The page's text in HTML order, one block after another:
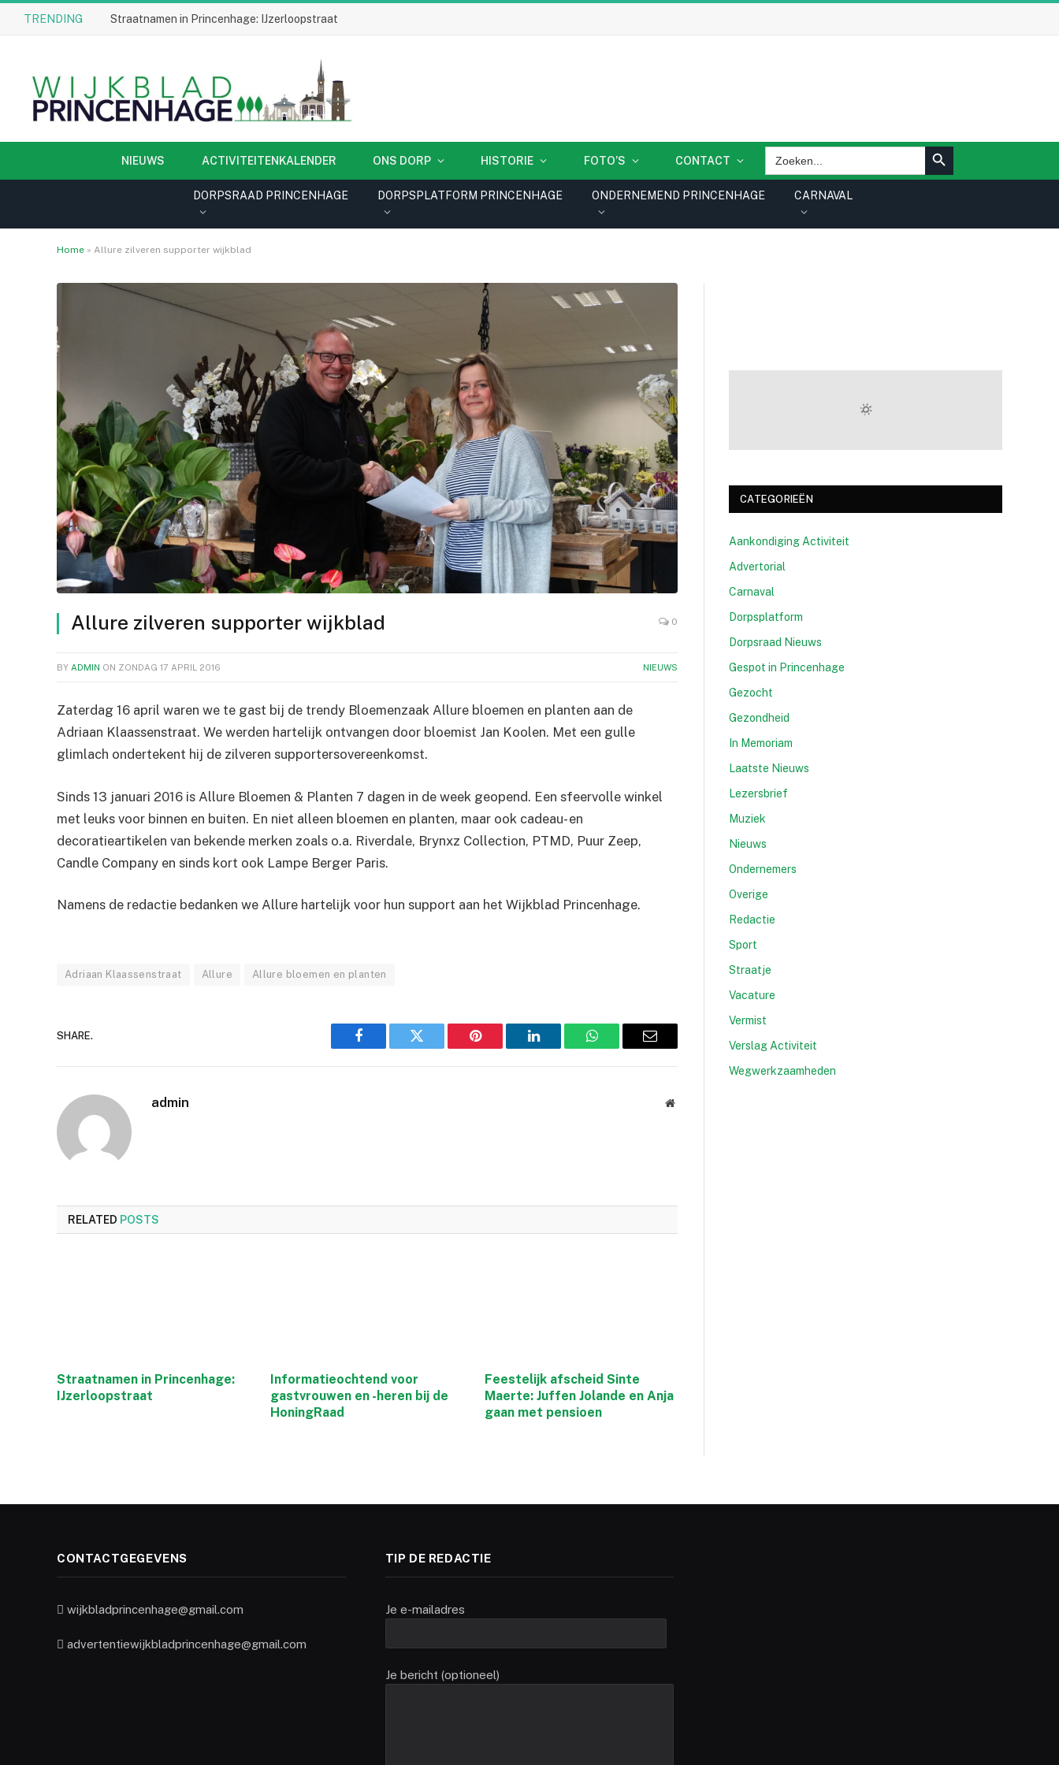
TRENDING Straatnamen in Princenhage: IJzerloopstraat
NIEUWS ACTIVITEITENKALENDER ONS DORP HISTORIE FOTO’S CONTACT
Zoek
naar:
ZOEKKNOP
DORPSRAAD PRINCENHAGE DORPSPLATFORM PRINCENHAGE ONDERNEMEND PRINCENHAGE CARNAVAL
Home » Allure zilveren supporter wijkblad
Allure zilveren supporter wijkblad 0
BY ADMIN ON ZONDAG 17 APRIL 2016 NIEUWS
Zaterdag 16 april waren we te gast bij de trendy Bloemenzaak Allure bloemen en planten aan de
Adriaan Klaassenstraat. We werden hartelijk ontvangen door bloemist Jan Koolen. Met een gulle
glimlach ondertekent hij de zilveren supportersovereenkomst.
Sinds 13 januari 2016 is Allure Bloemen & Planten 7 dagen in de week geopend. Een sfeervolle winkel
met leuks voor binnen en buiten. En niet alleen bloemen en planten, maar ook cadeau- en
decoratieartikelen van bekende merken zoals o.a. Riverdale, Brynxz Collection, PTMD, Puur Zeep,
Candle Company en sinds kort ook Lampe Berger Paris.
Namens de redactie bedanken we Allure hartelijk voor hun support aan het Wijkblad Princenhage.
Adriaan Klaassenstraat Allure Allure bloemen en planten
SHARE.
Facebook Twitter Pinterest LinkedIn WhatsAppEmail
admin Website
RELATED POSTS
Straatnamen in Princenhage:
IJzerloopstraat
Informatieochtend voor
gastvrouwen en -heren bij de
HoningRaad
Feestelijk afscheid Sinte
Maerte: Juffen Jolande en Anja
gaan met pensioen
CATEGORIEËN
Aankondiging Activiteit
Advertorial
Carnaval
Dorpsplatform
Dorpsraad Nieuws
Gespot in Princenhage
Gezocht
Gezondheid
In Memoriam
Laatste Nieuws
Lezersbrief
Muziek
Nieuws
Ondernemers
Overige
Redactie
Sport
Straatje
Vacature
Vermist
Verslag Activiteit
Wegwerkzaamheden
CONTACTGEGEVENS
wijkbladprincenhage@gmail.com
advertentiewijkbladprincenhage@gmail.com
TIP DE REDACTIE
Je e-mailadres
Je bericht (optioneel)